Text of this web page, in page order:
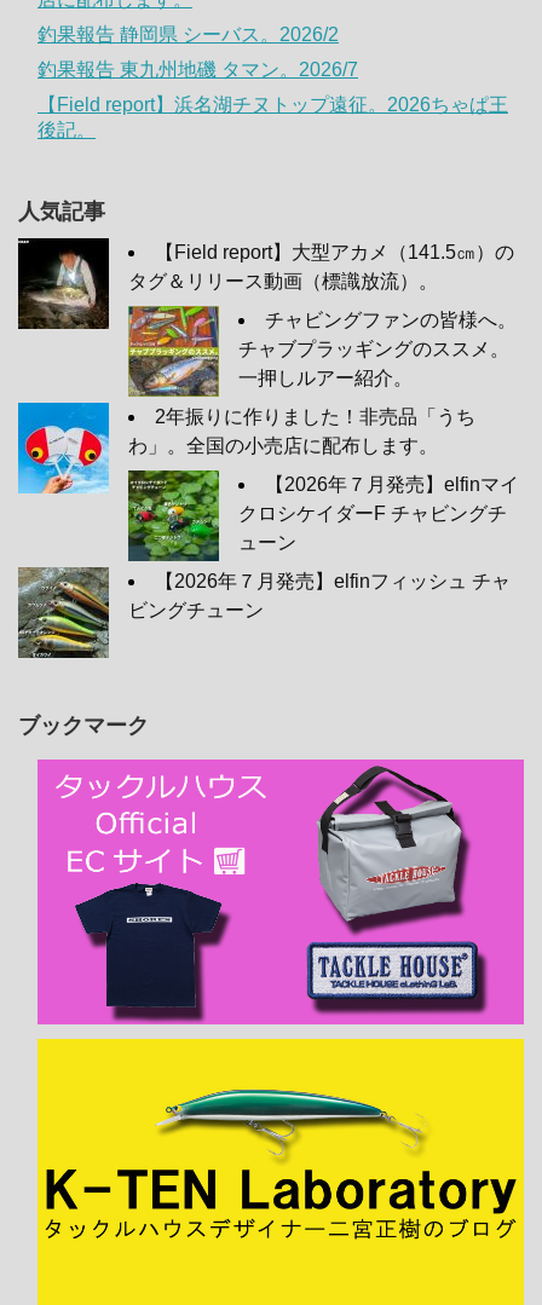
釣果報告 静岡県 シーバス。2026/2
釣果報告 東九州地磯 タマン。2026/7
【Field report】浜名湖チヌトップ遠征。2026ちゃぱ王
後記。
人気記事
【Field report】大型アカメ（141.5㎝）の
タグ＆リリース動画（標識放流）。
チャビングファンの皆様へ。
チャブプラッギングのススメ。
一押しルアー紹介。
2年振りに作りました！非売品「うち
わ」。全国の小売店に配布します。
【2026年７月発売】elfinマイ
クロシケイダーF チャビングチ
ューン
【2026年７月発売】elfinフィッシュ チャ
ビングチューン
ブックマーク